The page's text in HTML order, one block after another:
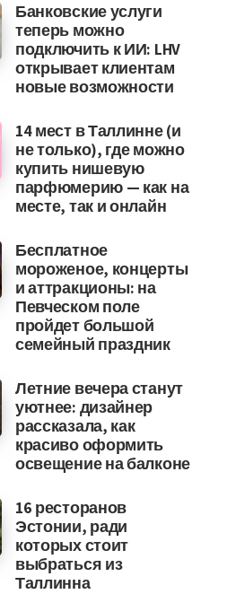
Банковские услуги
теперь можно
подключить к ИИ: LHV
открывает клиентам
новые возможности
14 мест в Таллинне (и
не только), где можно
купить нишевую
парфюмерию — как на
месте, так и онлайн
Бесплатное
мороженое, концерты
и аттракционы: на
Певческом поле
пройдет большой
семейный праздник
Летние вечера станут
уютнее: дизайнер
рассказала, как
красиво оформить
освещение на балконе
16 ресторанов
Эстонии, ради
которых стоит
выбраться из
Таллинна